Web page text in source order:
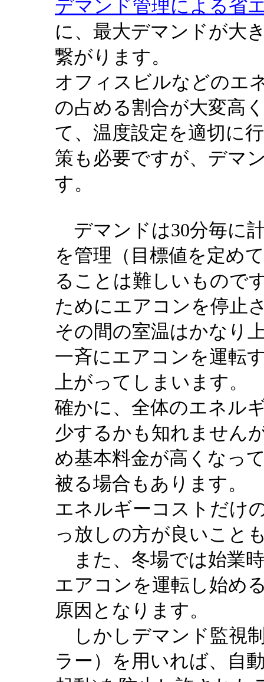
デマンド管理による省
に、最大デマンドが大
繋がります。
オフィスビルなどのエ
の占める割合が大変高
て、温度設定を適切に
策も必要ですが、デマ
す。
デマンドは30分毎に
を管理（目標値を定め
ることは難しいもので
ためにエアコンを停止
その間の室温はかなり
一斉にエアコンを運転
上がってしまいます。
確かに、全体のエネル
少するかも知れません
め基本料金が高くなっ
被る場合もあります。
エネルギーコストだけ
っ放しの方が良いこと
また、冬場では始業
エアコンを運転し始め
原因となります。
しかしデマンド監視
ラー）を用いれば、自